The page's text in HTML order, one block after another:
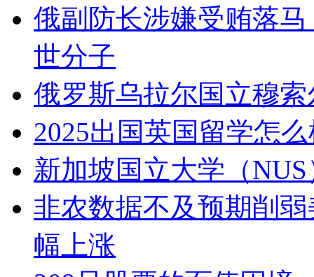
俄副防长涉嫌受贿落
世分子
俄罗斯乌拉尔国立穆
2025出国英国留学怎
新加坡国立大学（
非农数据不及预期削
幅上涨